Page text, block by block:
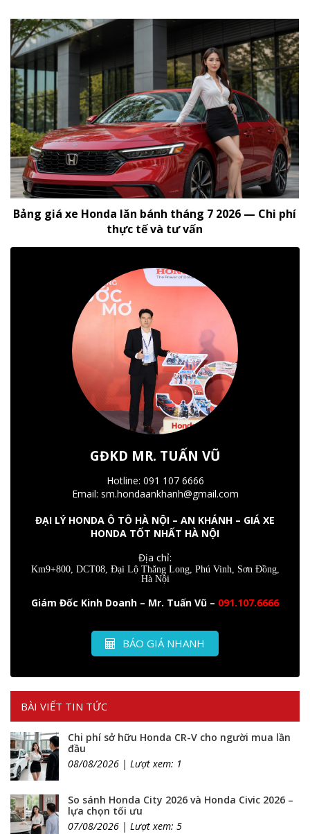
Bảng giá xe Honda lăn bánh tháng 7 2026 — Chi phí
thực tế và tư vấn
GĐKD MR. TUẤN VŨ
Hotline: 091 107 6666
Email: sm.hondaankhanh@gmail.com
ĐẠI LÝ HONDA Ô TÔ HÀ NỘI – AN KHÁNH – GIÁ XE
HONDA TỐT NHẤT HÀ NỘI
Địa chỉ:
Km9+800, DCT08, Đại Lộ Thăng Long, Phú Vinh, Sơn Đồng,
Hà Nội
Giám Đốc Kinh Doanh – Mr. Tuấn Vũ – 091.107.6666
BÁO GIÁ NHANH
BÀI VIẾT TIN TỨC
Chi phí sở hữu Honda CR-V cho người mua lần
đầu
08/08/2026 | Lượt xem: 1
So sánh Honda City 2026 và Honda Civic 2026 –
lựa chọn tối ưu
07/08/2026 | Lượt xem: 5